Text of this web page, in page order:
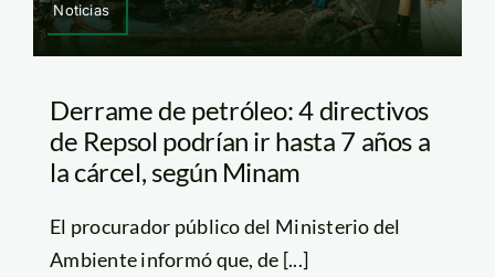
Noticias
Derrame de petróleo: 4 directivos
de Repsol podrían ir hasta 7 años a
la cárcel, según Minam
El procurador público del Ministerio del
Ambiente informó que, de [...]